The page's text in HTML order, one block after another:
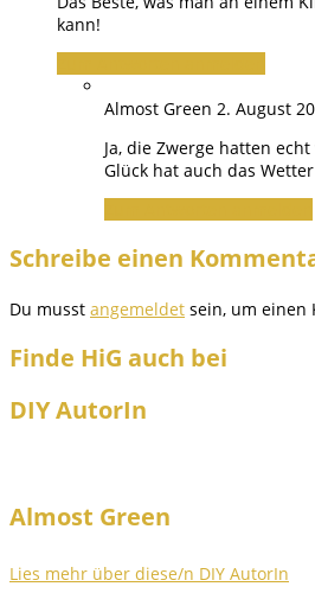
kann!
Almost Green 2. August
Ja, die Zwerge hatten
Glück hat auch das
Schreibe einen
Du musst angemeldet sein, um einen
Finde HiG auch bei
DIY AutorIn
Almost Green
Lies mehr über diese/n DIY AutorIn